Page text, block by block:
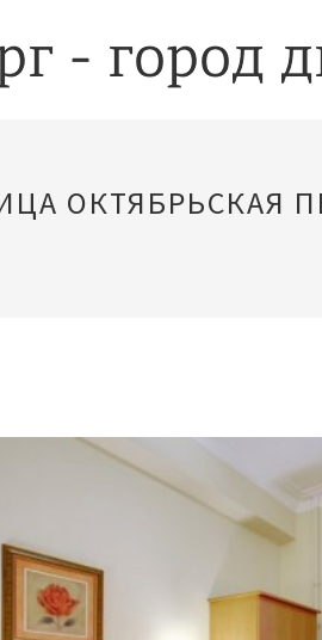
ОКТЯБРЬСКАЯ